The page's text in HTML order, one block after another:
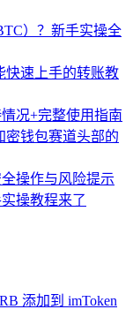
）？新手实操全
快速上手的转账教
况+完整使用指南
密钱包赛道头部的
操作与风险提示
操教程来了
添加到 imToken